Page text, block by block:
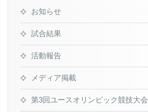
お知らせ
試合結果
活動報告
メディア掲載
第3回ユースオリンピック競技大会